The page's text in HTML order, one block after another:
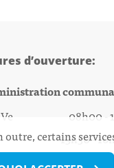
d’ouverture:
Ve 08h00 -
-
certains